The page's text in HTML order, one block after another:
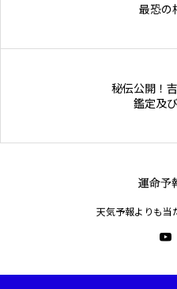
最恐の
秘伝公開！
鑑定及
天気予報よりも当